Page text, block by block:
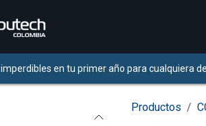
en tu primer año para cualquiera
Productos